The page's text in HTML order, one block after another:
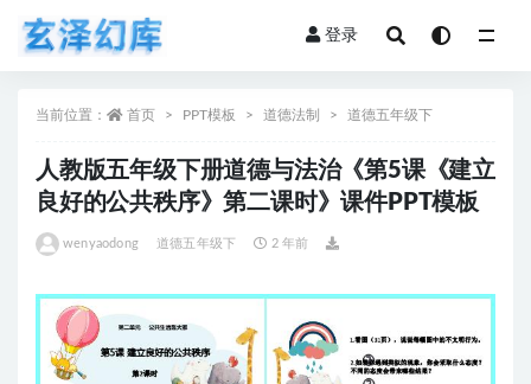
登录
当前位置： 首页 PPT模板 道德法制 道德五年级下
人教版五年级下册道德与法治《第5课《建立
良好的公共秩序》第二课时》课件PPT模板
wenyaodong 道德五年级下 2 年前